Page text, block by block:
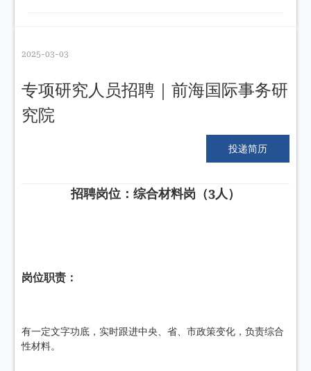
2025-03-03
专项研究人员招聘｜前海国际事务研
究院
投递简历
IIA-
招聘岗位：综合材料岗（3人）
岗位职责：
有一定文字功底，实时跟进中央、省、市政策变化，负责综合
性材料。